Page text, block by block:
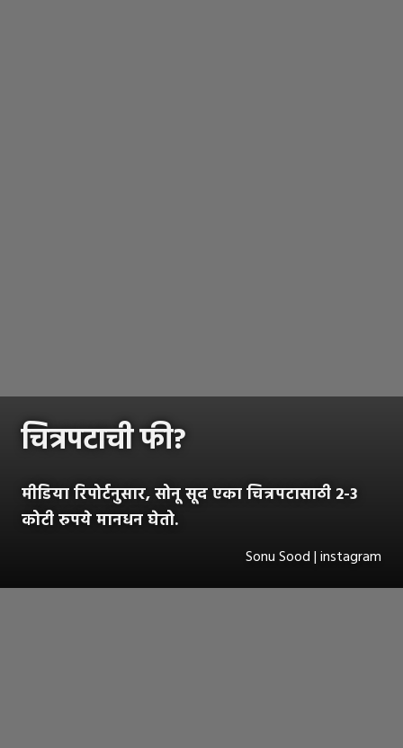
चित्रपटाची फी?
मीडिया रिपोर्टनुसार, सोनू सूद एका चित्रपटासाठी 2-3
कोटी रुपये मानधन घेतो.
Sonu Sood | instagram